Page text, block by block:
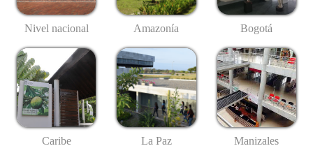
Nivel nacional Amazonía Bogotá
Caribe La Paz Manizales